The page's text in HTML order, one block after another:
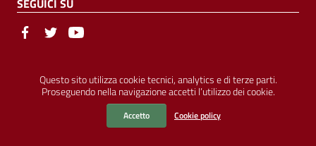
Questo sito utilizza cookie tecnici, analytics e di terze parti.
Proseguendo nella navigazione accetti l’utilizzo dei cookie.
Accetto Cookie policy
SEGUICI SU
Sezione Link Utili
© Ordine degli Ingegneri della Provincia di Cagliari | P.IVA
00458800927 |Amministrazione Trasparente | Pubblicità Legale
Accessibilità